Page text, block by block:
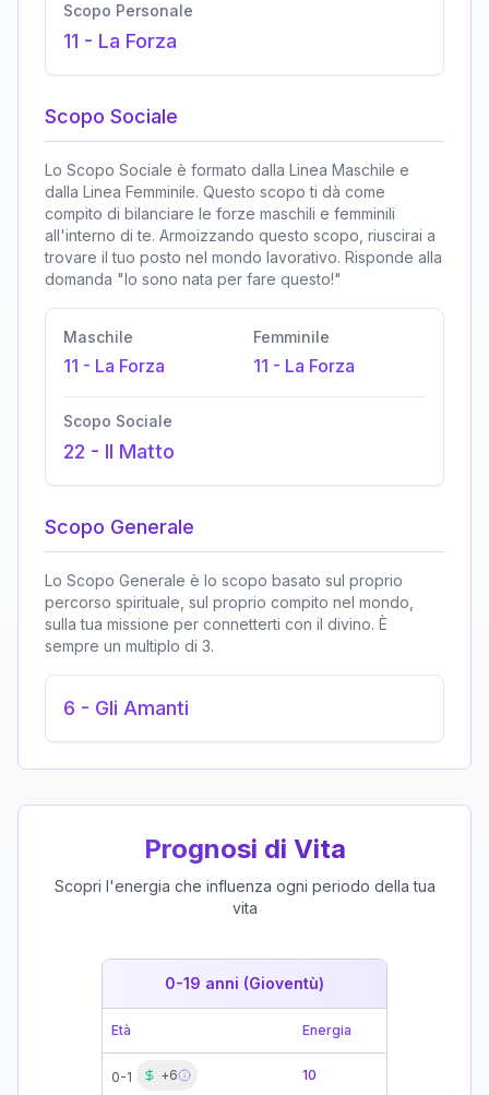
Scopo Personale
11 - La Forza
Scopo Sociale
Lo Scopo Sociale è formato dalla Linea Maschile e
dalla Linea Femminile. Questo scopo ti dà come
compito di bilanciare le forze maschili e femminili
all'interno di te. Armoizzando questo scopo, riuscirai a
trovare il tuo posto nel mondo lavorativo. Risponde alla
domanda "Io sono nata per fare questo!"
Maschile
11 - La Forza
Femminile
11 - La Forza
Scopo Sociale
22 - Il Matto
Scopo Generale
Lo Scopo Generale è lo scopo basato sul proprio
percorso spirituale, sul proprio compito nel mondo,
sulla tua missione per connetterti con il divino. È
sempre un multiplo di 3.
6 - Gli Amanti
Prognosi di Vita
Scopri l'energia che influenza ogni periodo della tua
vita
0-19 anni (Gioventù)
Età Energia
0-1 +6 10